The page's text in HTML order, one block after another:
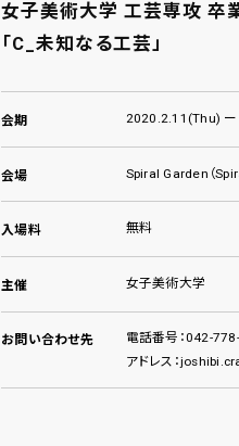
女子美術大学 工芸専攻 卒
「C_未知なる工芸」
会期 2020.2.11(Thu)
会場 Spiral Garden（
入場料 無料
主催 女子美術大学
お問い合わせ先
電話番号：042-
アドレス：